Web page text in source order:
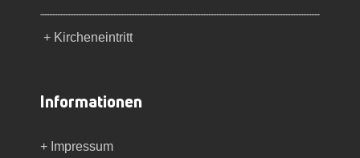
+ Kircheneintritt
Informationen
+ Impressum